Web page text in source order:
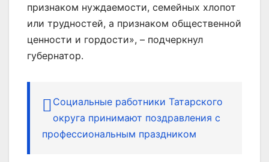
признаком нуждаемости, семейных хлопот
или трудностей, а признаком общественной
ценности и гордости», – подчеркнул
губернатор.
Социальные работники Татарского
округа принимают поздравления с
профессиональным праздником